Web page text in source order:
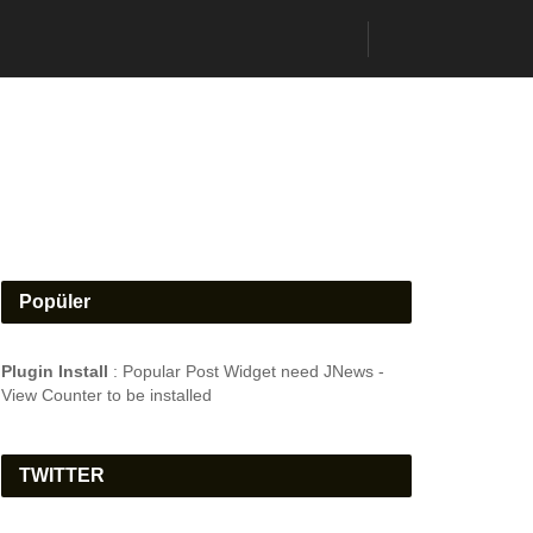
Popüler
Plugin Install : Popular Post Widget need JNews -
View Counter to be installed
TWITTER